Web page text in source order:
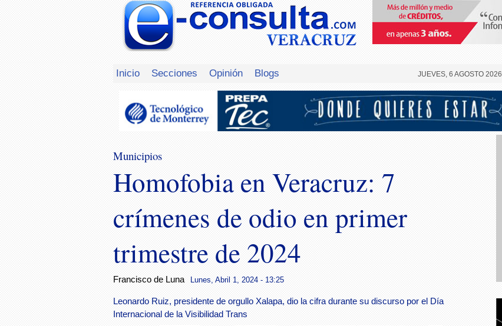
Inicio Secciones Opinión Blogs JUEVES, 6 AGOSTO 2026
Municipios
Homofobia en Veracruz: 7
crímenes de odio en primer
trimestre de 2024
Francisco de Luna Lunes, Abril 1, 2024 - 13:25
Leonardo Ruiz, presidente de orgullo Xalapa, dio la cifra durante su discurso por el Día
Internacional de la Visibilidad Trans